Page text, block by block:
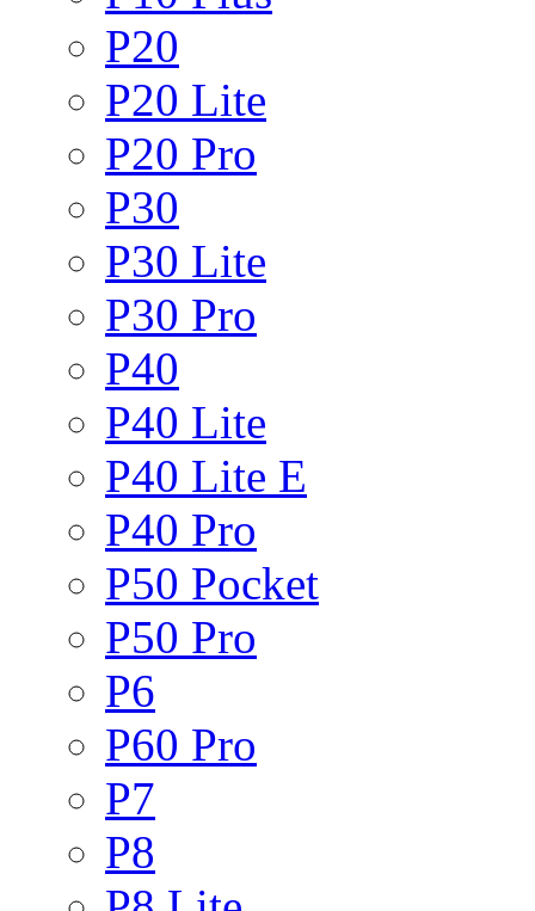
P20
P20 Lite
P20 Pro
P30
P30 Lite
P30 Pro
P40
P40 Lite
P40 Lite E
P40 Pro
P50 Pocket
P50 Pro
P6
P60 Pro
P7
P8